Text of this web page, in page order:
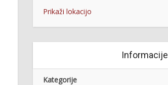
Prikaži lokacijo
Informacije
Kategorije